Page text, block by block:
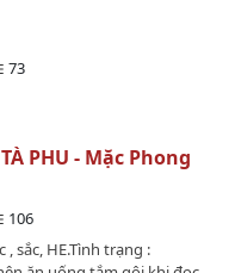
73
PHU - Mặc Phong
106
, sắc, HE.Tình trạng :